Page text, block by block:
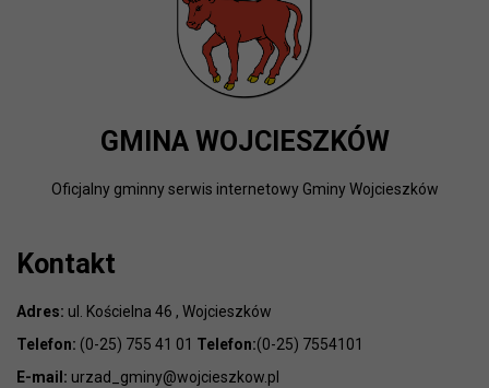
GMINA WOJCIESZKÓW
Oficjalny gminny serwis internetowy Gminy Wojcieszków
Kontakt
Adres: ul. Kościelna 46 , Wojcieszków
Telefon: (0-25) 755 41 01 Telefon:(0-25) 7554101
E-mail: urzad_gminy@wojcieszkow.pl